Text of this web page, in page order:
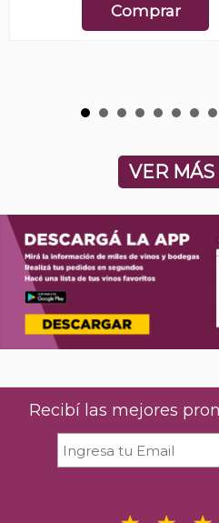
Comprar
VER
Recibí las mejores